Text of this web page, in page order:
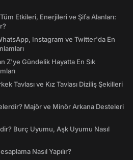
Etkileri, Enerjileri ve Şifa Alanları:
Instagram ve Twitter'da En
Z'ye Gündelik Hayatta En Sık
Tavlası ve Kız Tavlası Diziliş Şekilleri
Majör ve Minör Arkana Desteleri
Burç Uyumu, Aşk Uyumu Nasıl
Nasıl Yapılır?